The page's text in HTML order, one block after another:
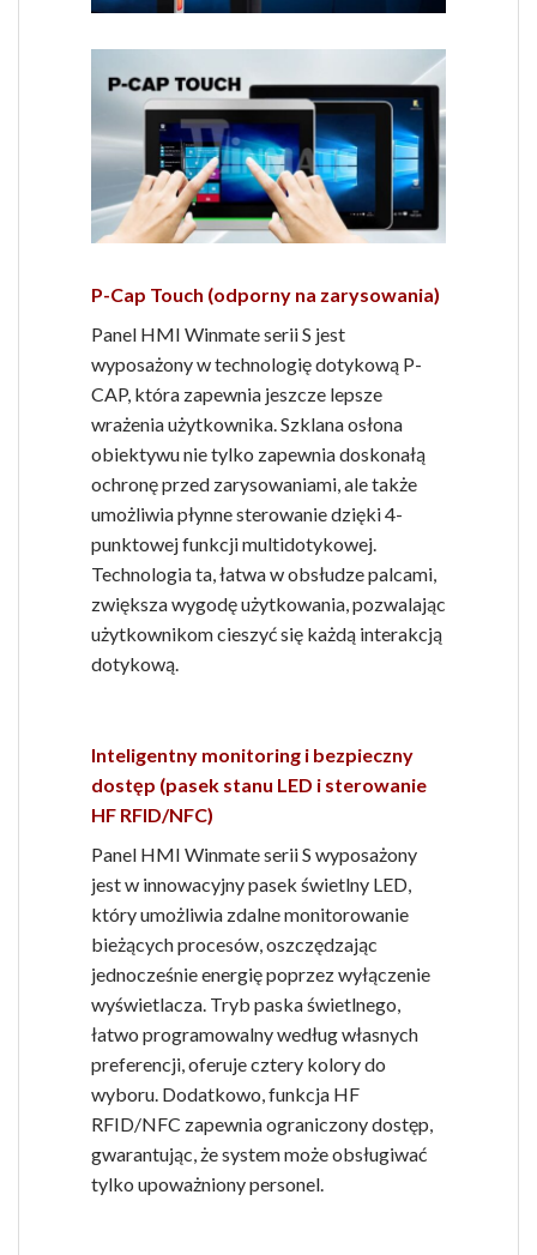
P-Cap Touch (odporny na zarysowania)
Panel HMI Winmate serii S jest
wyposażony w technologię dotykową P-
CAP, która zapewnia jeszcze lepsze
wrażenia użytkownika. Szklana osłona
obiektywu nie tylko zapewnia doskonałą
ochronę przed zarysowaniami, ale także
umożliwia płynne sterowanie dzięki 4-
punktowej funkcji multidotykowej.
Technologia ta, łatwa w obsłudze palcami,
zwiększa wygodę użytkowania, pozwalając
użytkownikom cieszyć się każdą interakcją
dotykową.
Inteligentny monitoring i bezpieczny
dostęp (pasek stanu LED i sterowanie
HF RFID/NFC)
Panel HMI Winmate serii S wyposażony
jest w innowacyjny pasek świetlny LED,
który umożliwia zdalne monitorowanie
bieżących procesów, oszczędzając
jednocześnie energię poprzez wyłączenie
wyświetlacza. Tryb paska świetlnego,
łatwo programowalny według własnych
preferencji, oferuje cztery kolory do
wyboru. Dodatkowo, funkcja HF
RFID/NFC zapewnia ograniczony dostęp,
gwarantując, że system może obsługiwać
tylko upoważniony personel.